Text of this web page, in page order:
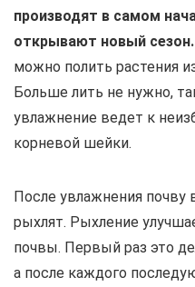
производят в самом
открывают новый сезон.
можно полить растения
Больше лить не нужно,
увлажнение ведет к
корневой шейки.
После увлажнения почву
рыхлят. Рыхление
почвы. Первый раз это
а после каждого